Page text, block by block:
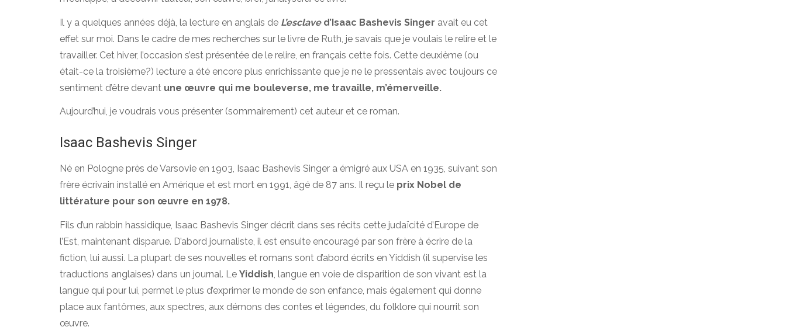
Il y a quelques années déjà, la lecture en anglais de L’esclaved’Isaac Bashevis Singer avait eu cet
effet sur moi. Dans le cadre de mes recherches sur le livre de Ruth, je savais que je voulais le relire et le
travailler. Cet hiver, l’occasion s’est présentée de le relire, en français cette fois. Cette deuxième (ou
était-ce la troisième?) lecture a été encore plus enrichissante que je ne le pressentais avec toujours ce
sentiment d’être devant une œuvre qui me bouleverse, me travaille, m’émerveille.
Aujourd’hui, je voudrais vous présenter (sommairement) cet auteur et ce roman.
Isaac Bashevis Singer
Né en Pologne près de Varsovie en 1903, Isaac Bashevis Singer a émigré aux USA en 1935, suivant son
frère écrivain installé en Amérique et est mort en 1991, âgé de 87 ans. Il reçu le prix Nobel de
littérature pour son œuvre en 1978.
Fils d’un rabbin hassidique, Isaac Bashevis Singer décrit dans ses récits cette judaïcité d’Europe de
l’Est, maintenant disparue. D’abord journaliste, il est ensuite encouragé par son frère à écrire de la
fiction, lui aussi. La plupart de ses nouvelles et romans sont d’abord écrits en Yiddish (il supervise les
traductions anglaises) dans un journal. Le Yiddish, langue en voie de disparition de son vivant est la
langue qui pour lui, permet le plus d’exprimer le monde de son enfance, mais également qui donne
place aux fantômes, aux spectres, aux démons des contes et légendes, du folklore qui nourrit son
œuvre.